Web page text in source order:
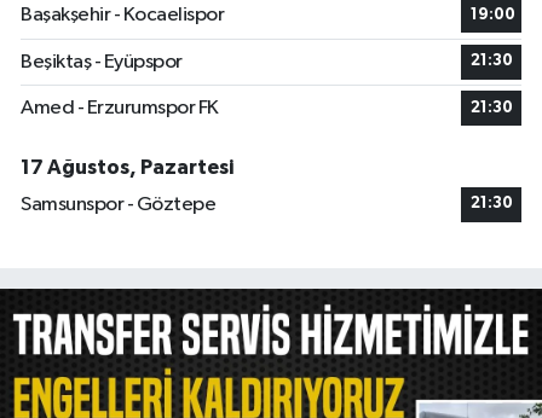
Başakşehir - Kocaelispor
19:00
Beşiktaş - Eyüpspor 21:30
Amed - Erzurumspor FK 21:30
17 Ağustos, Pazartesi
Samsunspor - Göztepe
21:30